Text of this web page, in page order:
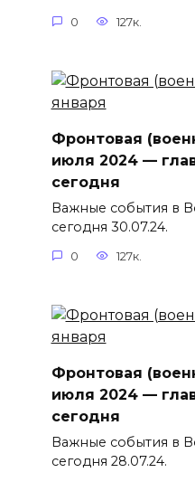
0 127к.
Фронтовая
июля 2024 —
сегодня
Важные события в
сегодня 30.07.24.
0 127к.
Фронтовая
июля 2024 —
сегодня
Важные события в
сегодня 28.07.24.